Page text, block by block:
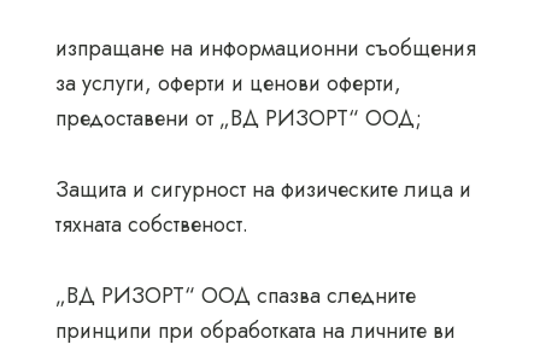
изпращане на информационни съобщения
за услуги, оферти и ценови оферти,
предоставени от „ВД РИЗОРТ“ ООД;
Защита и сигурност на физическите лица и
тяхната собственост.
„ВД РИЗОРТ“ ООД спазва следните
принципи при обработката на личните ви